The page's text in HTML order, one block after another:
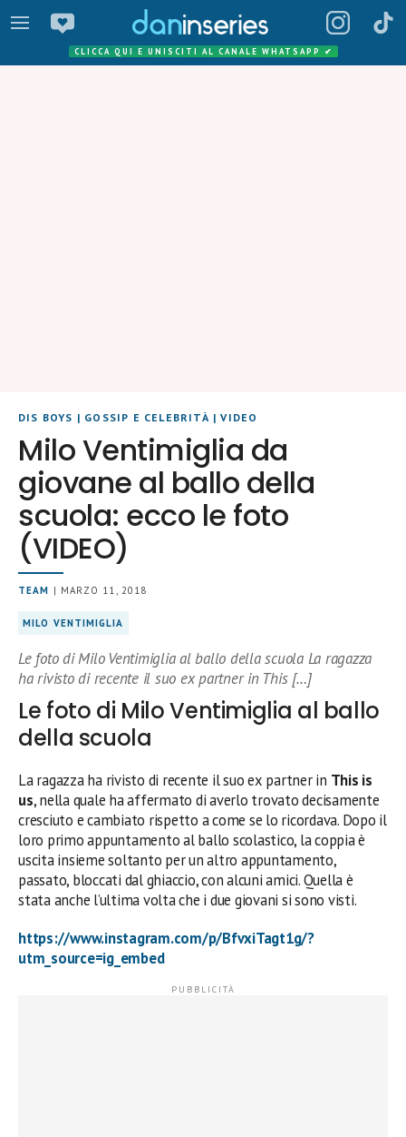
CLICCA QUI E UNISCITI AL CANALE WHATSAPP ✔
DIS BOYS | GOSSIP E CELEBRITÀ |VIDEO
Milo Ventimiglia da
giovane al ballo della
scuola: ecco le foto
(VIDEO)
TEAM | MARZO 11, 2018
MILO VENTIMIGLIA
Le foto di Milo Ventimiglia al ballo della scuola La ragazza
ha rivisto di recente il suo ex partner in This […]
Le foto di Milo Ventimiglia al ballo
della scuola
La ragazza ha rivisto di recente il suo ex partner in This is
us, nella quale ha affermato di averlo trovato decisamente
cresciuto e cambiato rispetto a come se lo ricordava. Dopo il
loro primo appuntamento al ballo scolastico, la coppia è
uscita insieme soltanto per un altro appuntamento,
passato, bloccati dal ghiaccio, con alcuni amici. Quella è
stata anche l’ultima volta che i due giovani si sono visti.
https://www.instagram.com/p/BfvxiTagt1g/?
utm_source=ig_embed